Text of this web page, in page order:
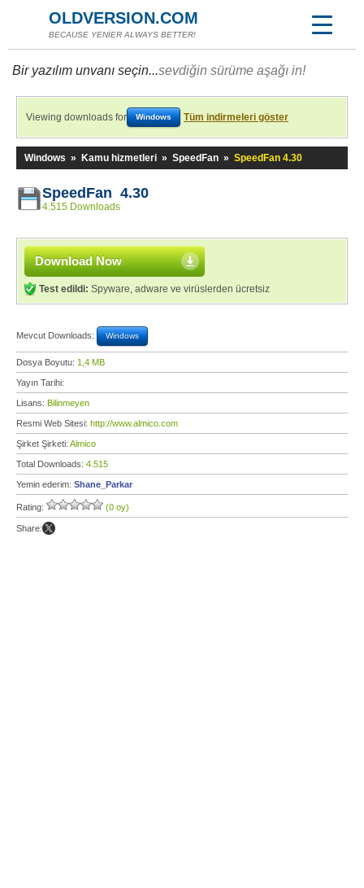
OLDVERSION.COM
BECAUSE YENİER ALWAYS BETTER!
Bir yazılım unvanı seçin...sevdiğin sürüme aşağı in!
Viewing downloads for Windows Tüm indirmeleri göster
Windows » Kamu hizmetleri » SpeedFan » SpeedFan 4.30
SpeedFan 4.30
4.515 Downloads
Download Now
Test edildi: Spyware, adware ve virüslerden ücretsiz
Mevcut Downloads: Windows
Dosya Boyutu: 1,4 MB
Yayın Tarihi:
Lisans: Bilinmeyen
Resmi Web Sitesi: http://www.almico.com
Şirket Şirketi: Almico
Total Downloads: 4.515
Yemin ederim: Shane_Parkar
Rating: (0 oy)
Share: